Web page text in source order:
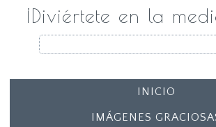
¡Diviértete en la
INICIO
IMÁGENES